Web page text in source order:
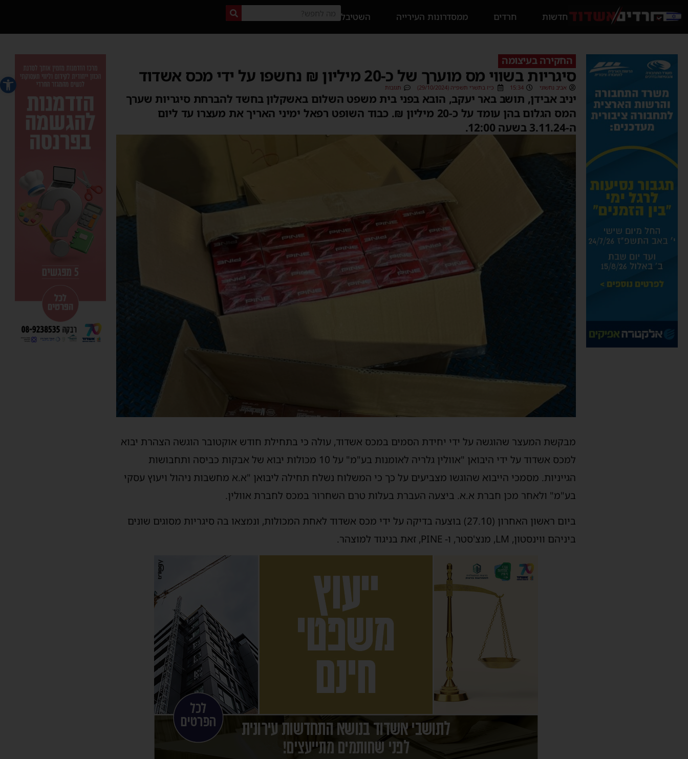
פתח
חדשות חרדים ממסדרונות העירייה השטיבל
החקירה בעיצומה
סיגריות בשווי מס מוערך של כ-20 מיליון ₪ נחשפו על ידי מכס אשדוד
אביב נחשוני 15:34 כ״ז בתשרי תשפ״ה (29/10/2024) תגובות
יניב אבידן, תושב באר יעקב, הובא בפני בית משפט השלום באשקלון בחשד להברחת סיגריות שערך
המס הגלום בהן עומד על כ-20 מיליון ₪. כבוד השופט רפאל ימיני האריך את מעצרו עד ליום
ה-3.11.24 בשעה 12:00.
מבקשת המעצר שהוגשה על ידי יחידת הסמים במכס אשדוד, עולה כי בתחילת חודש אוקטובר הוגשה הצהרת יבוא
למכס אשדוד על ידי היבואן "אוולין גלריה לאומנות בע"מ" על 10 מכולות יבוא של אבקות כביסה ותחבושות
הגייניות. מסמכי הייבוא שהוגשו מצביעים על כך כי המשלוח נשלח תחילה ליבואן "א.א מחשבות ניהול ויעוץ עסקי
בע"מ" ולאחר מכן חברת א.א. ביצעה העברת בעלות טרם השחרור במכס לחברת אוולין.
ביום ראשון האחרון (27.10) בוצעה בדיקה על ידי מכס אשדוד לאחת המכולות, ונמצאו בה סיגריות מסוגים שונים
ביניהם ווינסטון, LM, מנצ'סטר, ו- PINE, זאת בניגוד למוצהר.